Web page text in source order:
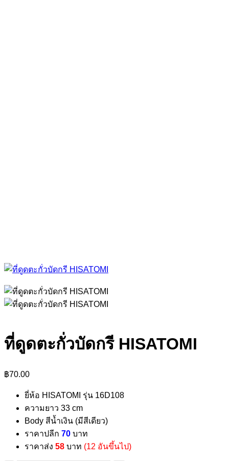
ที่ดูดตะกั่วบัดกรี HISATOMI
฿70.00
ยี่ห้อ HISATOMI รุ่น 16D108
ความยาว 33 cm
Body สีน้ำเงิน (มีสีเดียว)
ราคาปลีก 70 บาท
ราคาส่ง 58 บาท (12 อันขึ้นไป)